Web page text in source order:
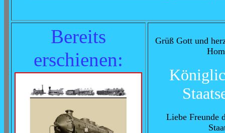
Bereits
erschienen:
Grüß Gott und
Liebe Freunde